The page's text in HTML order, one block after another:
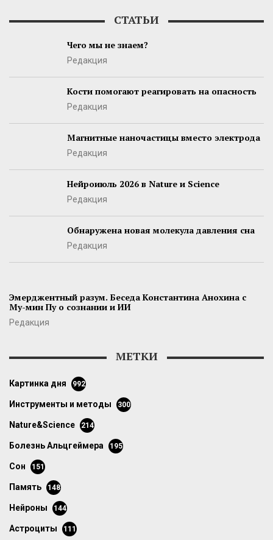
СТАТЬИ
Чего мы не знаем?
Редакция
Кости помогают реагировать на опасность
Редакция
Магнитные наночастицы вместо электрода
Редакция
Нейроиюль 2026 в Nature и Science
Редакция
Обнаружена новая молекула давления сна
Редакция
Эмерджентный разум. Беседа Константина Анохина с
Му-мин Пу о сознании и ИИ
Редакция
МЕТКИ
картинка дня 992
инструменты и методы 300
Nature&Science 214
болезнь Альцгеймера 195
сон 151
память 148
нейроны 144
астроциты 111